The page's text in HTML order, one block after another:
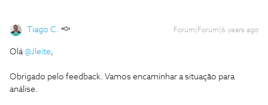
Tiago C. Forum|Forum|6 years ago
Olá@Jleite,
Obrigado pelo feedback. Vamos encaminhar a situação para
análise.